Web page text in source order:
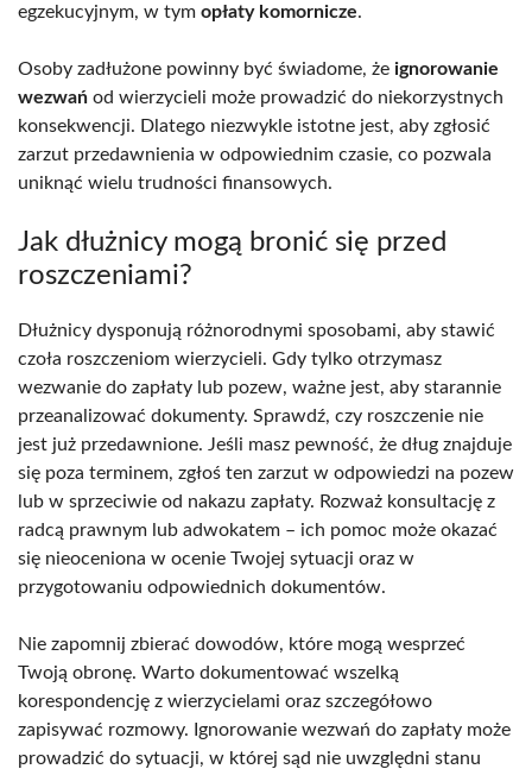
egzekucyjnym, w tym opłaty komornicze.
Osoby zadłużone powinny być świadome, że ignorowanie
wezwań od wierzycieli może prowadzić do niekorzystnych
konsekwencji. Dlatego niezwykle istotne jest, aby zgłosić
zarzut przedawnienia w odpowiednim czasie, co pozwala
uniknąć wielu trudności finansowych.
Jak dłużnicy mogą bronić się przed
roszczeniami?
Dłużnicy dysponują różnorodnymi sposobami, aby stawić
czoła roszczeniom wierzycieli. Gdy tylko otrzymasz
wezwanie do zapłaty lub pozew, ważne jest, aby starannie
przeanalizować dokumenty. Sprawdź, czy roszczenie nie
jest już przedawnione. Jeśli masz pewność, że dług znajduje
się poza terminem, zgłoś ten zarzut w odpowiedzi na pozew
lub w sprzeciwie od nakazu zapłaty. Rozważ konsultację z
radcą prawnym lub adwokatem – ich pomoc może okazać
się nieoceniona w ocenie Twojej sytuacji oraz w
przygotowaniu odpowiednich dokumentów.
Nie zapomnij zbierać dowodów, które mogą wesprzeć
Twoją obronę. Warto dokumentować wszelką
korespondencję z wierzycielami oraz szczegółowo
zapisywać rozmowy. Ignorowanie wezwań do zapłaty może
prowadzić do sytuacji, w której sąd nie uwzględni stanu